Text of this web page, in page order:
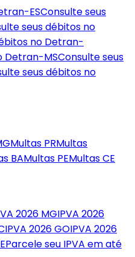
ESConsulte seus
seus débitos no
no Detran-
Detran-MSConsulte seus
seus débitos no
Multas PRMultas
BAMultas PEMultasCE
2026 MGIPVA 2026
IPVA 2026GOIPVA 2026
Parcele seu IPVA em até